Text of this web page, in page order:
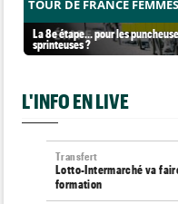
TOUR DE FRANCE FEMMES
La 8e étape… pour les
sprinteuses ?
L'INFO EN LIVE
Transfert
Lotto-Intermarché va
formation